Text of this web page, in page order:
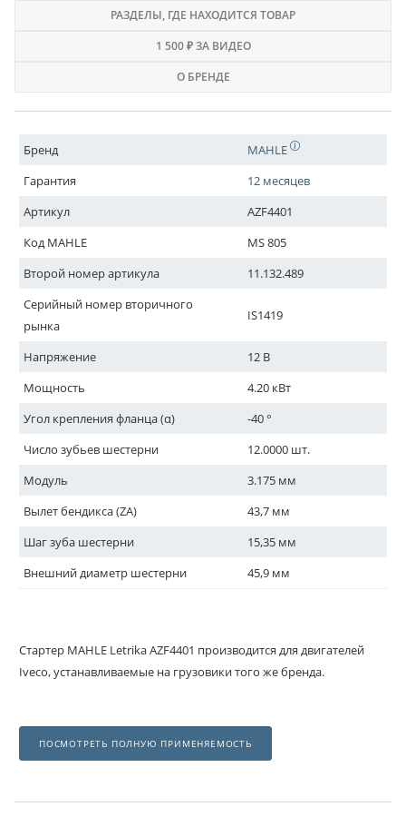
РАЗДЕЛЫ, ГДЕ НАХОДИТСЯ ТОВАР
1 500 ₽ ЗА ВИДЕО
О БРЕНДЕ
Бренд
MAHLE
Гарантия
12 месяцев
Артикул
AZF4401
Код MAHLE
MS 805
Второй номер артикула
11.132.489
Серийный номер вторичного
рынка
IS1419
Напряжение
12 В
Мощность
4.20 кВт
Угол крепления фланца (α)
-40 °
Число зубьев шестерни
12.0000 шт.
Модуль
3.175 мм
Вылет бендикса (ZA)
43,7 мм
Шаг зуба шестерни
15,35 мм
Внешний диаметр шестерни
45,9 мм
Стартер MAHLE Letrika AZF4401 производится для двигателей
Iveco, устанавливаемые на грузовики того же бренда.
ПОСМОТРЕТЬ ПОЛНУЮ ПРИМЕНЯЕМОСТЬ